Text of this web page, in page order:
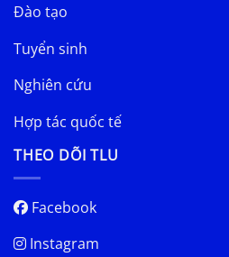
Đào tạo
Tuyển sinh
Nghiên cứu
Hợp tác quốc tế
THEO DÕI TLU
Facebook
Instagram